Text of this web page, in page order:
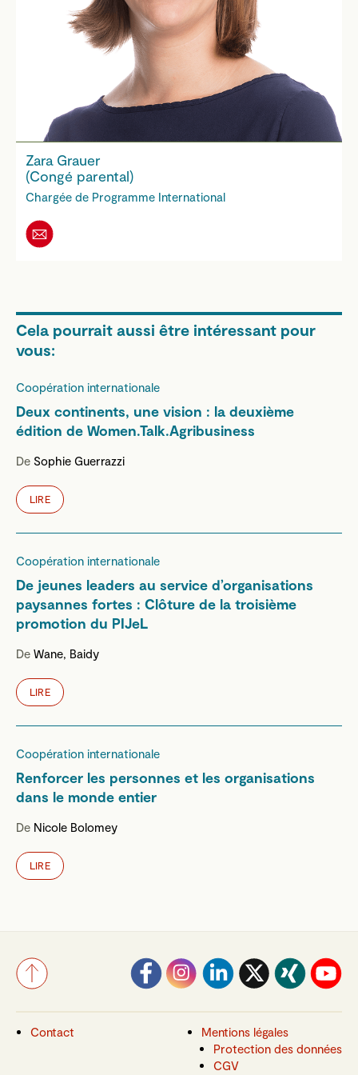
Zara Grauer
(Congé parental)
Chargée de Programme International
Cela pourrait aussi être intéressant pour
vous:
Coopération internationale
Deux continents, une vision : la deuxième
édition de Women.Talk.Agribusiness
De Sophie Guerrazzi
LIRE
Coopération internationale
De jeunes leaders au service d’organisations
paysannes fortes : Clôture de la troisième
promotion du PIJeL
De Wane, Baidy
LIRE
Coopération internationale
Renforcer les personnes et les organisations
dans le monde entier
De Nicole Bolomey
LIRE
Mentions légales
Protection des données
CGV
Contact